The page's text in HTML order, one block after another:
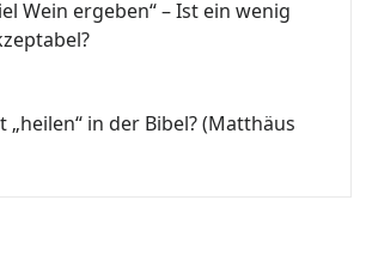
Wein ergeben“ – Ist ein wenig
„heilen“ in der Bibel? (Matthäus